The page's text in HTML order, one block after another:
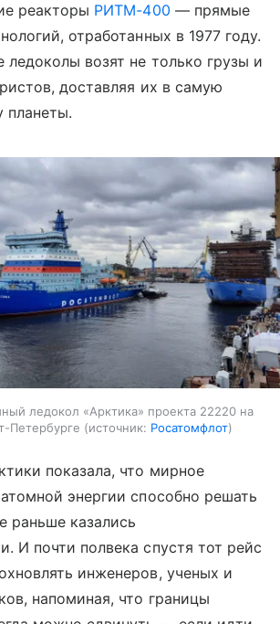
реакторы РИТМ-400 — прямые
отработанных в 1977 году.
ледоколы возят не только грузы и
доставляя их в самую
планеты.
ледокол «Арктика» проекта 22220 на
Петербурге
источник: Росатомфлот
показала, что мирное
энергии способно решать
раньше казались
И почти полвека спустя тот рейс
инженеров, ученых и
напоминая, что границы